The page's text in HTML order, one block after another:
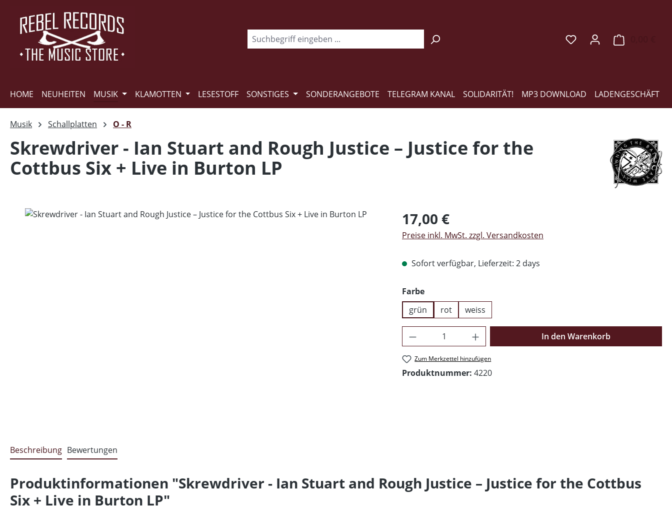
Hauptinhalt springen
Zur Suche springen
Zur Hauptnavigation springen
HOME NEUHEITEN MUSIK KLAMOTTEN LESESTOFF SONSTIGES SONDERANGEBOTE TELEGRAM KANAL SOLIDARITÄT! MP3 DOWNLOAD LADENGESCHÄFT
Musik Schallplatten O - R
Skrewdriver - Ian Stuart and Rough Justice – Justice for the
Cottbus Six + Live in Burton LP
Regulärer Preis:
17,00 €
Preise inkl. MwSt. zzgl. Versandkosten
Sofort verfügbar, Lieferzeit: 2 days
Farbeauswählen
grün
rot weiss
Produkt Anzahl: Gib den gewünschten Wert
In den Warenkorb
Zum Merkzettel hinzufügen
Produktnummer: 4220
Beschreibung Bewertungen
Produktinformationen "Skrewdriver - Ian Stuart and Rough Justice – Justice for the Cottbus
Six + Live in Burton LP"